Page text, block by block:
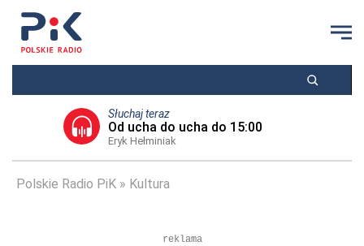
Słuchaj teraz
Od ucha do ucha do 15:00
Eryk Hełminiak
Polskie Radio PiK Kultura
reklama